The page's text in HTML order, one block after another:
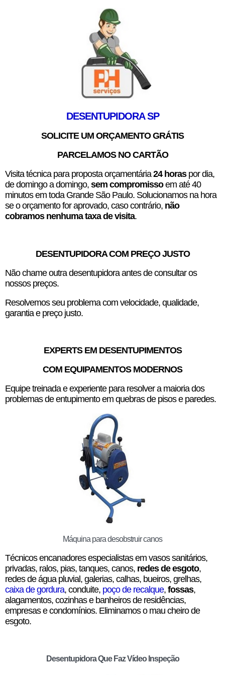
DESENTUPIDORA SP
SOLICITE UM ORÇAMENTO GRÁTIS
PARCELAMOS NO CARTÃO
Visita técnica para proposta orçamentária24 horaspor dia,
de domingo a domingo, sem compromissoem até 40
minutos em toda Grande São Paulo. Solucionamos na hora
se o orçamento for aprovado, caso contrário, não
cobramos nenhuma taxa de visita.
DESENTUPIDORA COM PREÇO JUSTO
Não chame outra desentupidora antes de consultar os
nossos preços.
Resolvemos seu problema com velocidade, qualidade,
garantia e preço justo.
EXPERTS EM DESENTUPIMENTOS
COM EQUIPAMENTOS MODERNOS
Equipe treinada e experiente para resolver a maioria dos
problemas de entupimento em quebras de pisos e paredes.
Máquina para desobstruir canos
Técnicos encanadores especialistas em vasos sanitários,
privadas, ralos, pias, tanques, canos, redes de esgoto,
redes de água pluvial, galerias, calhas, bueiros, grelhas,
caixa de gordura, conduite, poço de recalque, fossas,
alagamentos, cozinhas e banheiros de residências,
empresas e condomínios. Eliminamos o mau cheiro de
esgoto.
Desentupidora Que Faz Vídeo Inspeção